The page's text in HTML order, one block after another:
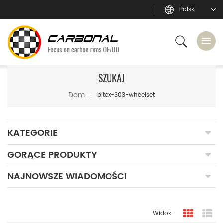
Polski
SZUKAJ
Dom bitex-303-wheelset
KATEGORIE
GORĄCE PRODUKTY
NAJNOWSZE WIADOMOŚCI
Widok : widok